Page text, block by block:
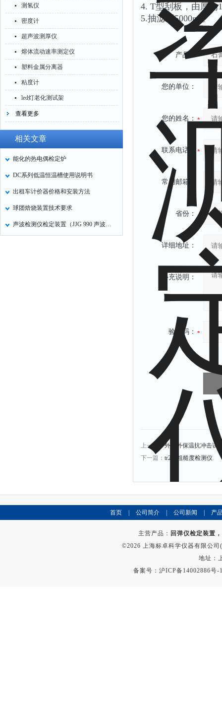
测氢仪
密度计
超声波测厚仪
熔体流动速率测定仪
塑料金属分离器
粘度计
led灯老化测试架
查看更多
相关文章
能化的热电偶检定炉
DC系列低温恒温槽使用说明书
出租车计价器价格和安装方法
球团焙烧装置技术要求
声波检测仪检定装置（JJG 990 声波检测仪检定规程）
4. T型刮板，由厚为
5.抽滤瓶5000ml。
产品：
您的单位：
您的姓名：
联系电话：
常用邮箱：
省份：
详细地址：
补充说明：
验证码：
上一篇：外墙外保温抗冲击试
下一篇： tr200粗糙度检测仪
首页 公司简介 公司新闻 产
主营产品： 回弹仪检定装置
©2026 上海标卓科学仪器有限公
地址：
备案号：沪ICP备14002886号-